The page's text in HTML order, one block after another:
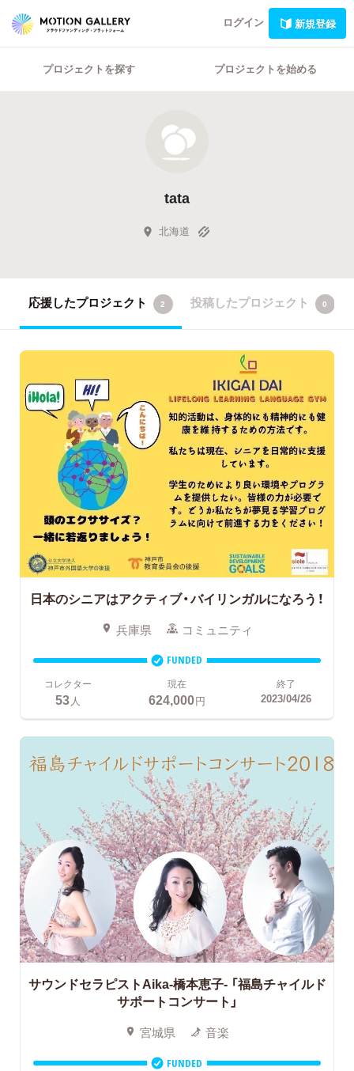
ログイン 新規登録
プロジェクトを探す プロジェクトを始める
tata
北海道
応援したプロジェクト 2 投稿したプロジェクト 0
日本のシニアはアクティブ・バイリンガルになろう！
兵庫県 コミュニティ
FUNDED
コレクター
53 人
現在
624,000円
終了
2023/04/26
サウンドセラピストAika-橋本恵子-「福島チャイルド
サポートコンサート」
宮城県 音楽
FUNDED